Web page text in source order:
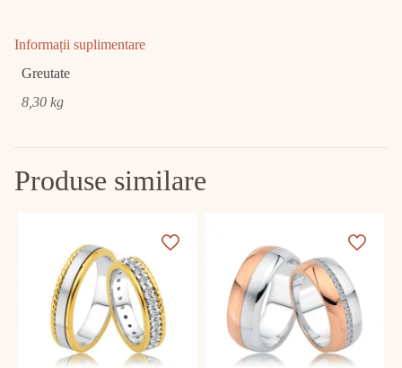
Informații suplimentare
Greutate
8,30 kg
Produse similare